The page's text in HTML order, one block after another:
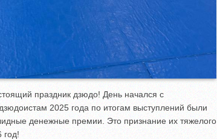
праздник дзюдо! День начался с
2025 года по итогам выступлений были
денежные премии. Это признание их тяжелого
год!